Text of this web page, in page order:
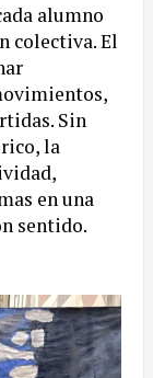
alumno
colectiva. El
Sin
la
en una
sentido.